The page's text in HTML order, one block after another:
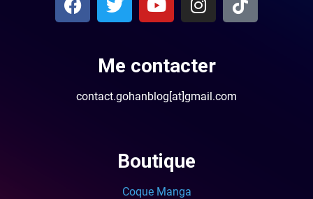
Me contacter
contact.gohanblog[at]gmail.com
Boutique
Coque Manga